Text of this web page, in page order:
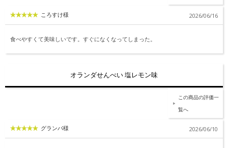
ころすけ様 2026/06/16
食べやすくて美味しいです。すぐになくなってしまった。
オランダせんべい 塩レモン味
この商品の評価一
覧へ
グランパ様 2026/06/10